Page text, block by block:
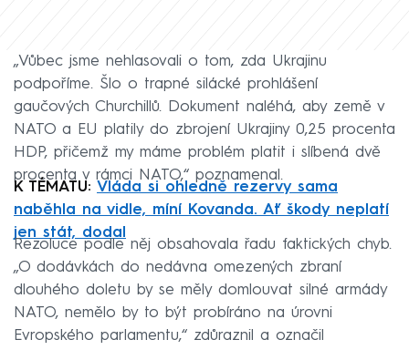
„Vůbec jsme nehlasovali o tom, zda Ukrajinu
podpoříme. Šlo o trapné silácké prohlášení
gaučových Churchillů. Dokument naléhá, aby země v
NATO a EU platily do zbrojení Ukrajiny 0,25 procenta
HDP, přičemž my máme problém platit i slíbená dvě
procenta v rámci NATO,“ poznamenal.
K TÉMATU: Vláda si ohledně rezervy sama
naběhla na vidle, míní Kovanda. Ať škody neplatí
jen stát, dodal
Rezoluce podle něj obsahovala řadu faktických chyb.
„O dodávkách do nedávna omezených zbraní
dlouhého doletu by se měly domlouvat silné armády
NATO, nemělo by to být probíráno na úrovni
Evropského parlamentu,“ zdůraznil a označil